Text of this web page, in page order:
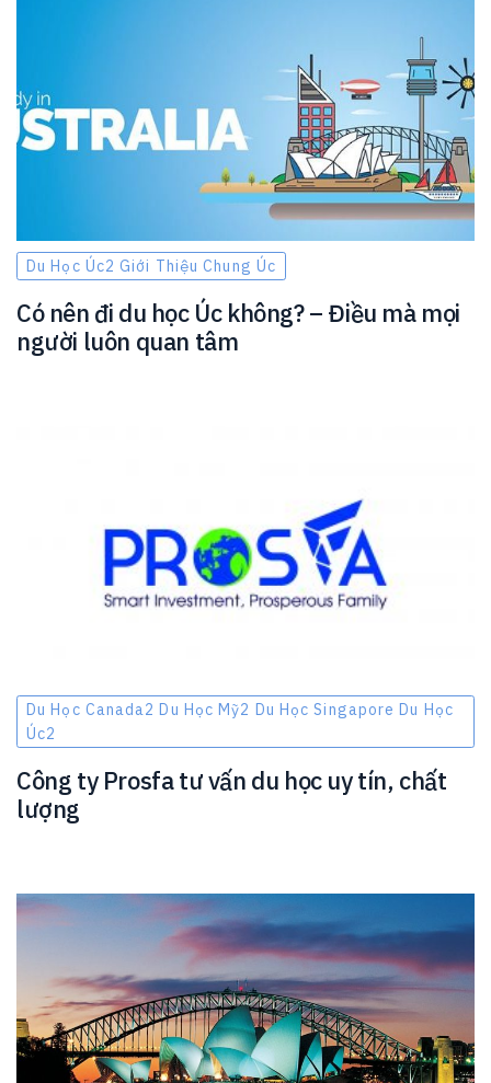
Du Học Úc2 Giới Thiệu Chung Úc
Có nên đi du học Úc không? – Điều mà mọi
người luôn quan tâm
Du Học Canada2 Du Học Mỹ2 Du Học Singapore Du Học
Úc2
Công ty Prosfa tư vấn du học uy tín, chất
lượng